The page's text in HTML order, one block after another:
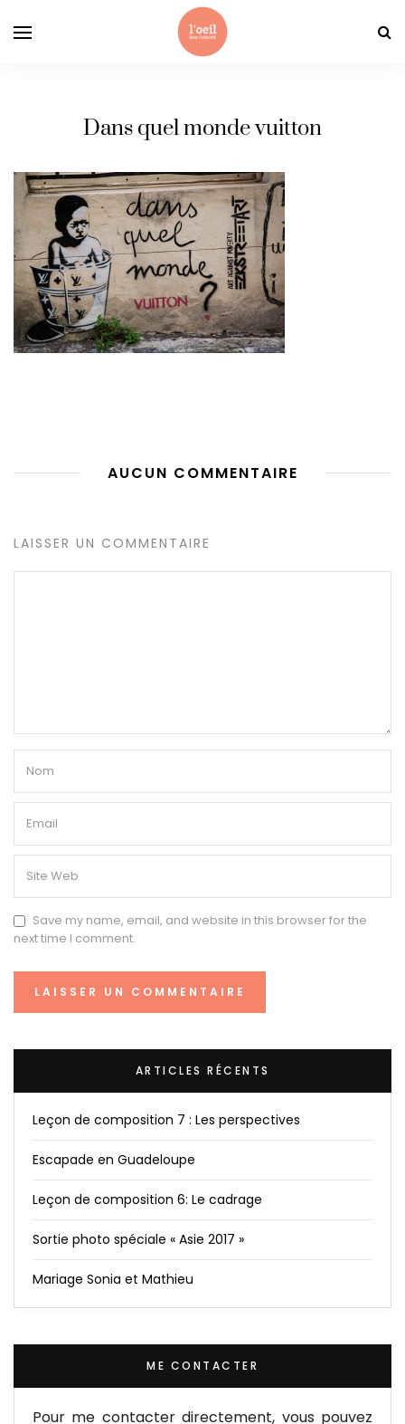
Dans quel monde vuitton
AUCUN COMMENTAIRE
LAISSER UN COMMENTAIRE
Save my name, email, and website in this browser for the
next time I comment.
ARTICLES RÉCENTS
Leçon de composition 7 : Les perspectives
Escapade en Guadeloupe
Leçon de composition 6: Le cadrage
Sortie photo spéciale « Asie 2017 »
Mariage Sonia et Mathieu
ME CONTACTER
Pour me contacter directement, vous pouvez